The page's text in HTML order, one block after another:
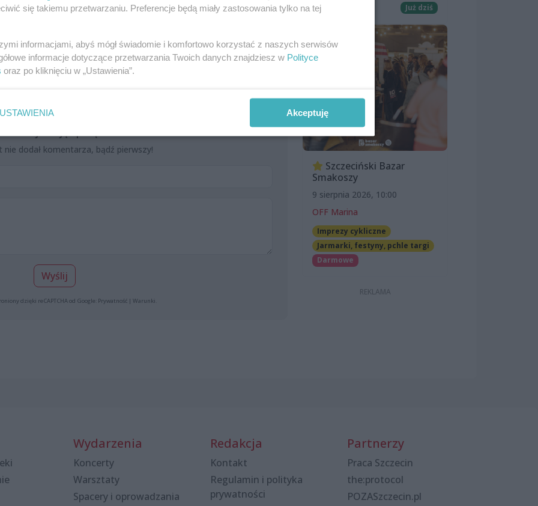
nie dodał komentarza, bądź pierwszy!
Wyślij
dzięki reCAPTCHA od Google: Prywatność| Warunki
Film Już dziś
Szczeciński Bazar
Smakoszy
9 sierpnia 2026, 10:00
OFF Marina
Imprezy cykliczne
Jarmarki, festyny, pchle targi
Darmowe
Wydarzenia
Koncerty
Warsztaty
Spacery i oprowadzania
Redakcja
Kontakt
Regulamin i polityka
prywatności
Partnerzy
Praca Szczecin
the:protocol
POZASzczecin.pl
się takiemu przetwarzaniu. Preferencje będą miały zastosowania tylko na tej
informacjami, abyś mógł świadomie i komfortowo korzystać z naszych serwisów
informacje dotyczące przetwarzania Twoich danych znajdziesz w Polityce
oraz po kliknięciu w „Ustawienia”.
USTAWIENIA Akceptuję